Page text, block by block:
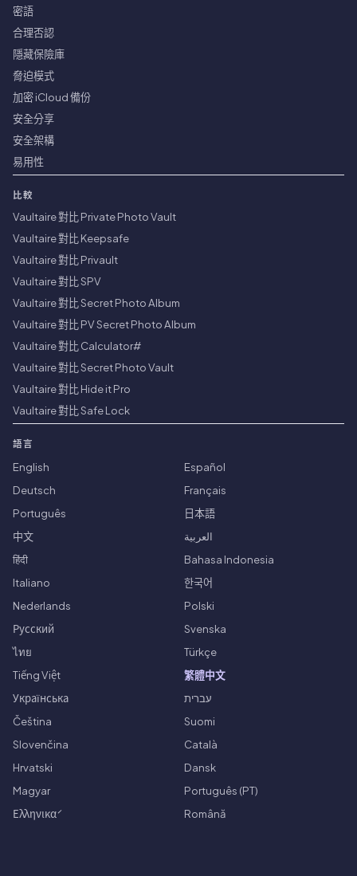
密語
合理否認
隱藏保險庫
脅迫模式
加密 iCloud 備份
安全分享
安全架構
易用性
比較
Vaultaire 對比 Private Photo Vault
Vaultaire 對比 Keepsafe
Vaultaire 對比 Privault
Vaultaire 對比 SPV
Vaultaire 對比 Secret Photo Album
Vaultaire 對比 PV Secret Photo Album
Vaultaire 對比 Calculator#
Vaultaire 對比 Secret Photo Vault
Vaultaire 對比 Hide it Pro
Vaultaire 對比 Safe Lock
語言
English
Español
Deutsch
Français
Português
日本語
中文
العربية
हिंदी
Bahasa Indonesia
Italiano
한국어
Nederlands
Polski
Русский
Svenska
ไทย
Türkçe
Tiếng Việt
繁體中文
Українська
עברית
Čeština
Suomi
Slovenčina
Català
Hrvatski
Dansk
Magyar
Português (PT)
Ελληνικά
Română